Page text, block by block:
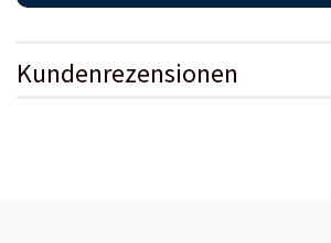
Kundenrezensionen